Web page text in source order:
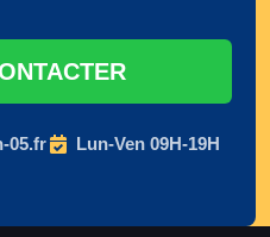
05.fr Lun-Ven 09H-19H